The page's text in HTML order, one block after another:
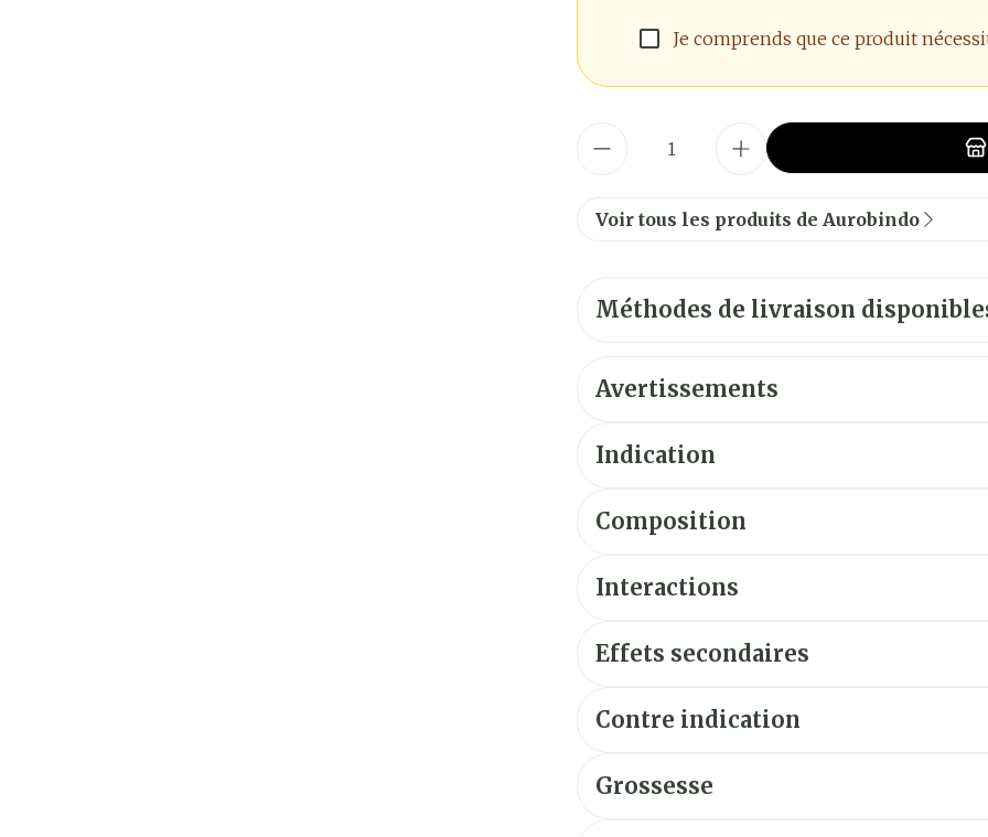
Je comprends que ce produit
Voir tous les produits de Aurobindo
Méthodes de livraison
Avertissements
Indication
Composition
Interactions
Effets secondaires
Contre indication
Grossesse